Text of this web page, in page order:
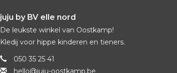
juju by BV elle nord
De leukste winkel van Oostkamp!
Kledij voor hippe kinderen en tieners.
050 35 25 41
hello@juju-oostkamp.be